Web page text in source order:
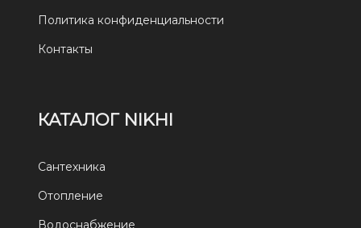
Политика конфиденциальности
Контакты
КАТАЛОГ NIKHI
Сантехника
Отопление
Водоснабжение